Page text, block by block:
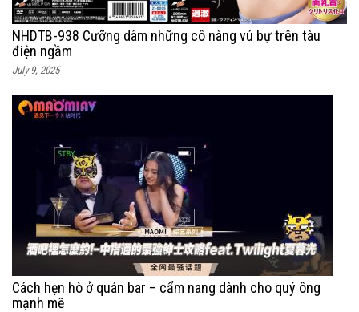
NHDTB-938 Cưỡng dâm những cô nàng vú bự trên tàu
điện ngầm
July 9, 2025
Cách hẹn hò ở quán bar – cẩm nang dành cho quý ông
mạnh mẽ